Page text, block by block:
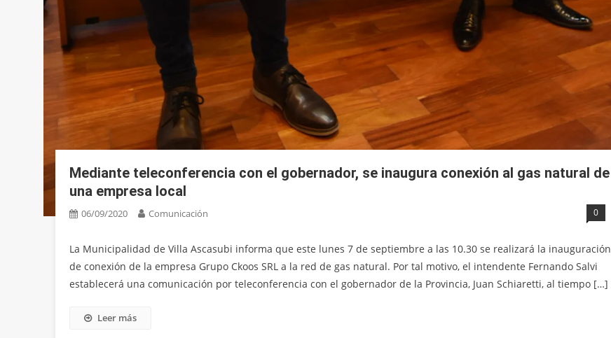
Mediante teleconferencia con el gobernador, se inaugura conexión al gas natural de
una empresa local
06/09/2020 Comunicación 0
La Municipalidad de Villa Ascasubi informa que este lunes 7 de septiembre a las 10.30 se realizará la inauguración
de conexión de la empresa Grupo Ckoos SRL a la red de gas natural. Por tal motivo, el intendente Fernando Salvi
establecerá una comunicación por teleconferencia con el gobernador de la Provincia, Juan Schiaretti, al tiempo […]
Leer más